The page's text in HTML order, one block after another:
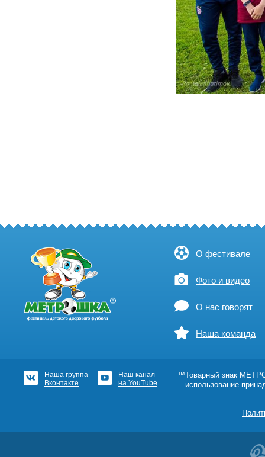
О фестивале
Фото и видео
О нас говорят
Наша команда
Наша группа
Вконтакте
Наш канал
на YouTube
™Товарный знак
использование